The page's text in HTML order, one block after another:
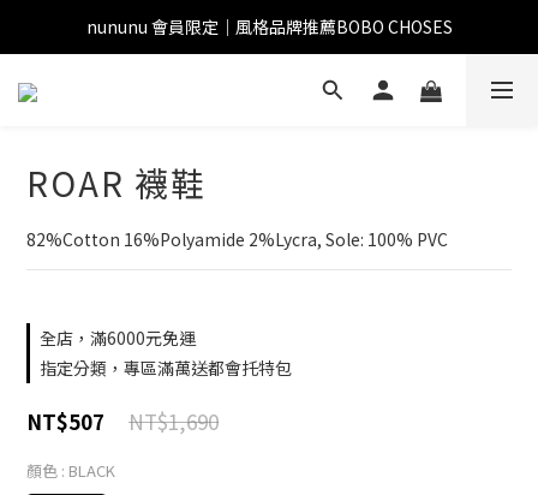
nununu 會員限定｜風格品牌推薦BOBO CHOSES
ROAR 襪鞋
82%Cotton 16%Polyamide 2%Lycra, Sole: 100% PVC
全店，滿6000元免運
指定分類，專區滿萬送都會托特包
NT$1,690
NT$507
顏色 : BLACK